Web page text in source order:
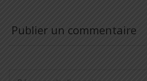
Publier un commentaire